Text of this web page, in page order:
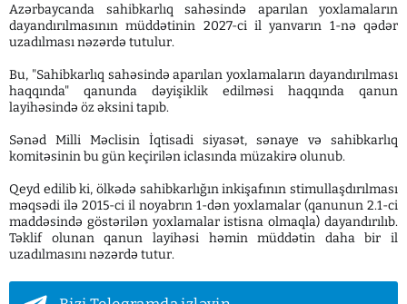
Azərbaycanda sahibkarlıq sahəsində aparılan yoxlamaların
dayandırılmasının müddətinin 2027-ci il yanvarın 1-nə qədər
uzadılması nəzərdə tutulur.
Bu, "Sahibkarlıq sahəsində aparılan yoxlamaların dayandırılması
haqqında" qanunda dəyişiklik edilməsi haqqında qanun
layihəsində öz əksini tapıb.
Sənəd Milli Məclisin İqtisadi siyasət, sənaye və sahibkarlıq
komitəsinin bu gün keçirilən iclasında müzakirə olunub.
Qeyd edilib ki, ölkədə sahibkarlığın inkişafının stimullaşdırılması
məqsədi ilə 2015-ci il noyabrın 1-dən yoxlamalar (qanunun 2.1-ci
maddəsində göstərilən yoxlamalar istisna olmaqla) dayandırılıb.
Təklif olunan qanun layihəsi həmin müddətin daha bir il
uzadılmasını nəzərdə tutur.